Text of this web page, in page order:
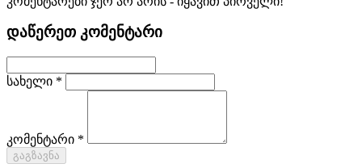
დაწერეთ კომენტარი
სახელი *
კომენტარი *
გაგზავნა